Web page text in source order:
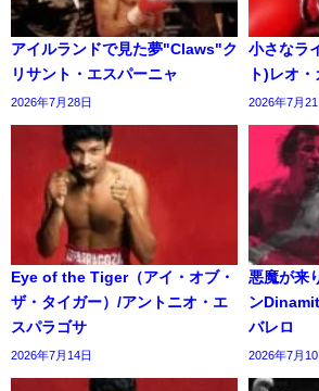
アイルランドで見た夢"Claws"ク
リサント・エスパーニャ
2026年7月28日
小さなラ
ト)レオ
2026年7月21
Eye of the Tiger（アイ・オブ・
ザ・タイガー）/アントニオ・エ
スパラゴサ
2026年7月14日
悪魔が来
ン
バレロ
2026年7月10